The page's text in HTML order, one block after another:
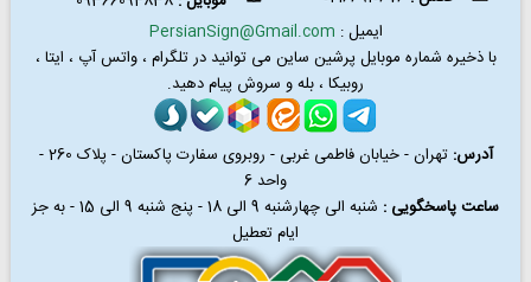
ایمیل : PersianSign@Gmail.com
با ذخیره شماره موبایل پرشین ساین می توانید درتلگرام ، واتس آپ ، ایتا ،
روبیکا ، بله و سروش پیام دهید.
آدرس:
تهران - خیابان فاطمی غربی - روبروی سفارت پاکستان - پلاک 260 -
واحد 6
ساعت پاسخگویی :
شنبه الی چهارشنبه 9 الی 18 - پنج شنبه 9 الی 15 - به جز
ایام تعطیل